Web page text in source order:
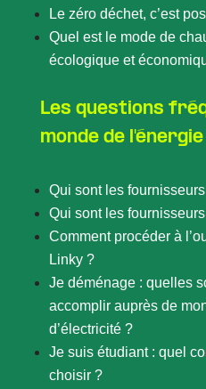
Le zéro déchet, c’est
Quel est le mode de
écologique et
Les questions
monde de l'énergie
Qui sont les
Qui sont les
Comment procéder à
Linky ?
Je déménage : quelles
accomplir auprès de
d’électricité ?
Je suis étudiant : quel
choisir ?